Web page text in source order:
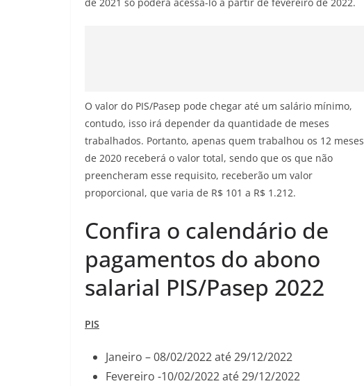
O valor do PIS/Pasep pode chegar até um salário mínimo,
contudo, isso irá depender da quantidade de meses
trabalhados. Portanto, apenas quem trabalhou os 12 meses
de 2020 receberá o valor total, sendo que os que não
preencheram esse requisito, receberão um valor
proporcional, que varia de R$ 101 a R$ 1.212.
Confira o calendário de
pagamentos do abono
salarial PIS/Pasep 2022
PIS
Janeiro – 08/02/2022 até 29/12/2022
Fevereiro -10/02/2022 até 29/12/2022